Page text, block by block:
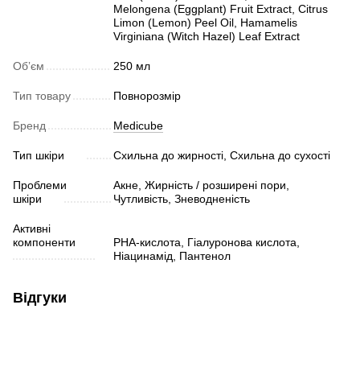
Melongena (Eggplant) Fruit Extract, Citrus
Limon (Lemon) Peel Oil, Hamamelis
Virginiana (Witch Hazel) Leaf Extract
Обʼєм 250 мл
Тип товару Повнорозмір
Бренд Medicube
Тип шкіри Схильна до жирності, Схильна до сухості
Проблеми
шкіри
Акне, Жирність / розширені пори,
Чутливість, Зневодненість
Активні
компоненти
PHA-кислота, Гіалуронова кислота,
Ніацинамід, Пантенол
Відгуки